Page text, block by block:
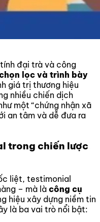
đại trà và công
lọc và trình bày
giá trị thương hiệu
nhiều chiến dịch
một “chứng nhận xã
an tâm và dễ đưa ra
trong chiến lược
liệt, testimonial
– mà là công cụ
hiệu xây dựng niềm tin
là ba vai trò nổi bật: